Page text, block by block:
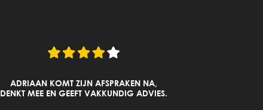
ADRIAAN KOMT ZIJN AFSPRAKEN NA,
DENKT MEE EN GEEFT VAKKUNDIG ADVIES.